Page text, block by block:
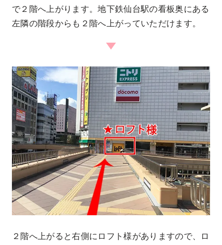
で２階へ上がります。地下鉄仙台駅の看板奥にある
左隣の階段からも２階へ上がっていただけます。
２階へ上がると右側にロフト様がありますので、ロ